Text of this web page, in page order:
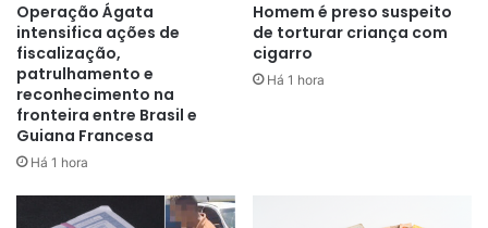
O infrator decidiu então levar a PM até o estabelecimento
Operação Ágata
intensifica ações de
fiscalização,
patrulhamento e
reconhecimento na
fronteira entre Brasil e
Guiana Francesa
Há 1 hora
Homem é preso suspeito
de torturar criança com
cigarro
Há 1 hora